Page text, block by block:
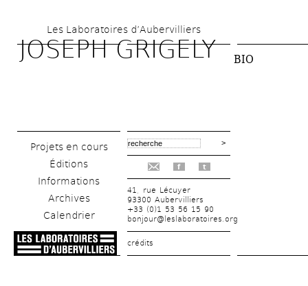
au
contenu
Les Laboratoires d’Aubervilliers
JOSEPH GRIGELY
Projets en cours
Éditions
Informations
Archives
Calendrier
f t
41, rue Lécuyer
93300 Aubervilliers
+33 (0)1 53 56 15 90
bonjour@leslaboratoires.org
crédits
BIO